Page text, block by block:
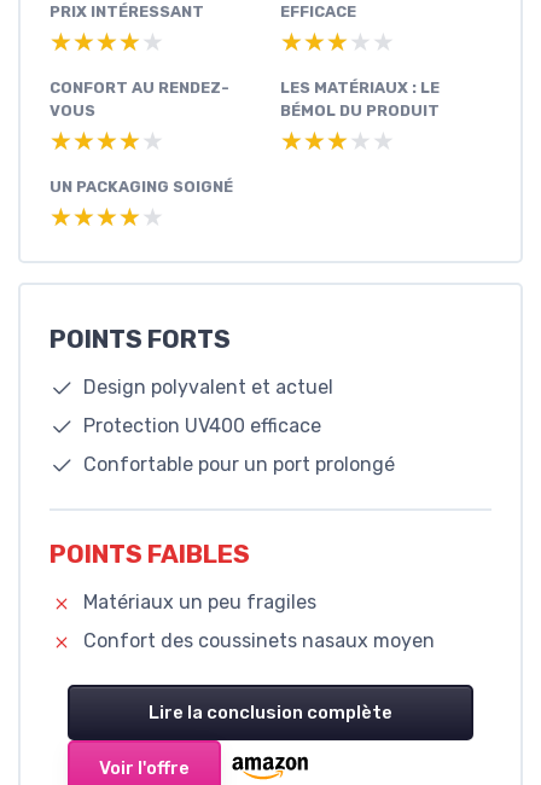
PRIX INTÉRESSANT
★★★★★
★★★★★
EFFICACE
★★★★★
★★★★★
CONFORT AU RENDEZ-
VOUS
★★★★★
★★★★★
LES MATÉRIAUX : LE
BÉMOL DU PRODUIT
★★★★★
★★★★★
UN PACKAGING SOIGNÉ
★★★★★
★★★★★
POINTS FORTS
Design polyvalent et actuel
Protection UV400 efficace
Confortable pour un port prolongé
POINTS FAIBLES
Matériaux un peu fragiles
Confort des coussinets nasaux moyen
Lire la conclusion complète
Voir l'offre